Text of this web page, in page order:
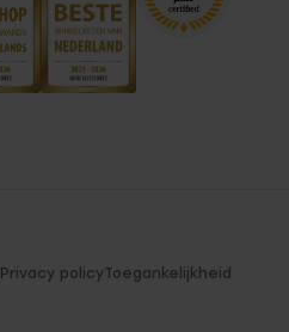
Privacy policyToegankelijkheid